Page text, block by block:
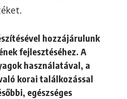
hozzájárulunk
fejlesztéséhez. A
használatával, a
korai találkozással
egészséges